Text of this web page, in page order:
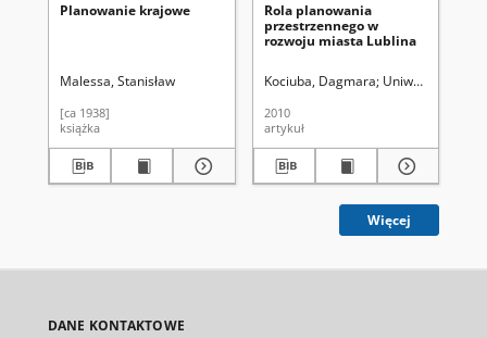
Planowanie krajowe
Malessa, Stanisław
[ca 1938]
książka
Rola planowania
przestrzennego w
rozwoju miasta Lublina
Kociuba, Dagmara Uniwersytet
2010
artykuł
Więcej
DANE KONTAKTOWE